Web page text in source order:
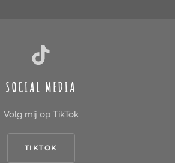
SOCIAL MEDIA
Volg mij op TikTok
TIKTOK